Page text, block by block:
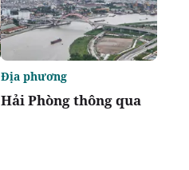
Hải Phòng thông qua
Địa phương